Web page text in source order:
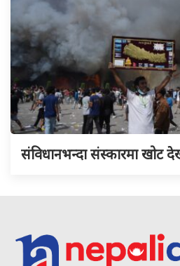
संविधानभन्दा संस्कारमा खोट